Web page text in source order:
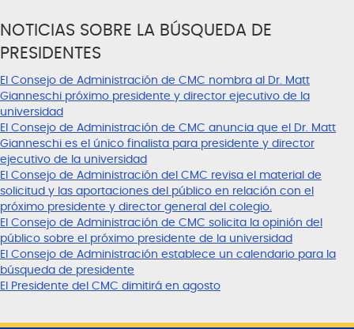
NOTICIAS SOBRE LA BÚSQUEDA DE
PRESIDENTES
El Consejo de Administración de CMC nombra al Dr. Matt
Gianneschi próximo presidente y director ejecutivo de la
universidad
El Consejo de Administración de CMC anuncia que el Dr. Matt
Gianneschi es el único finalista para presidente y director
ejecutivo de la universidad
El Consejo de Administración del CMC revisa el material de
solicitud y las aportaciones del público en relación con el
próximo presidente y director general del colegio.
El Consejo de Administración de CMC solicita la opinión del
público sobre el próximo presidente de la universidad
El Consejo de Administración establece un calendario para la
búsqueda de presidente
El Presidente del CMC dimitirá en agosto